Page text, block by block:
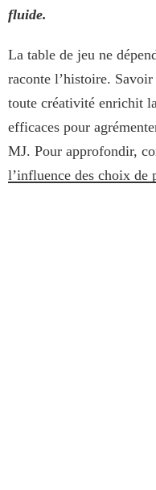
fluide.
La table de jeu ne
raconte l’histoire.
toute créativité enrichit
efficaces pour
MJ. Pour approfondir,
l’influence des choix de